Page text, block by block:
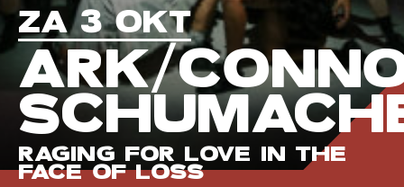
ZA 3 OKT
ARK/
RAGING FOR LOVE IN THE
FACE OF LOSS